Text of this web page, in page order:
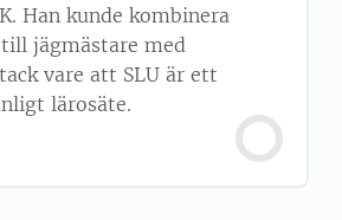
Han kunde kombinera
jägmästare med
vare att SLU är ett
lärosäte.